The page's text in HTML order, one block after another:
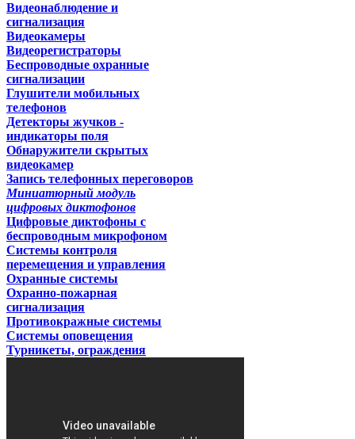
Видеонаблюдение и
сигнализация
Видеокамеры
Видеорегистраторы
Беспроводные охранные
сигнализации
Глушители мобильных
телефонов
Детекторы жучков -
индикаторы поля
Обнаружители скрытых
видеокамер
Запись телефонных переговоров
Миниатюрный модуль
цифровых диктофонов
Цифровые диктофоны с
беспроводным микрофоном
Системы контроля
перемещения и управления
Охранные системы
Охранно-пожарная
сигнализация
Противокражные системы
Системы оповещения
Турникеты, ограждения